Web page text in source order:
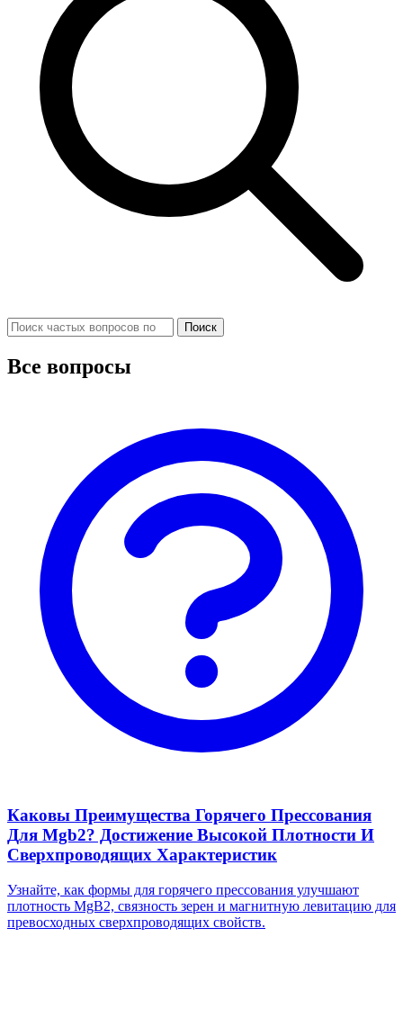
Поиск
Все вопросы
Каковы Преимущества Горячего Прессования
Для Mgb2? Достижение Высокой Плотности И
Сверхпроводящих Характеристик
Узнайте, как формы для горячего прессования улучшают
плотность MgB2, связность зерен и магнитную левитацию для
превосходных сверхпроводящих свойств.